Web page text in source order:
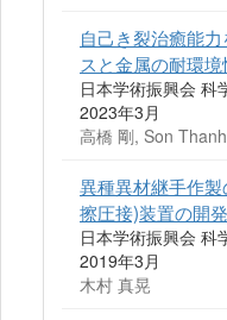
自己き裂治癒能
スと金属の耐環
日本学術振興会 科
2023年3月
高橋 剛, Son
異種異材継手作
擦圧接)装置の開
日本学術振興会 科
2019年3月
木村 真晃